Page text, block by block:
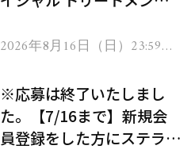
2026年8月16日（日）23:59ま
※応募は終了いたしまし
た。【7/16まで】新規会
員登録をした方にステラボ